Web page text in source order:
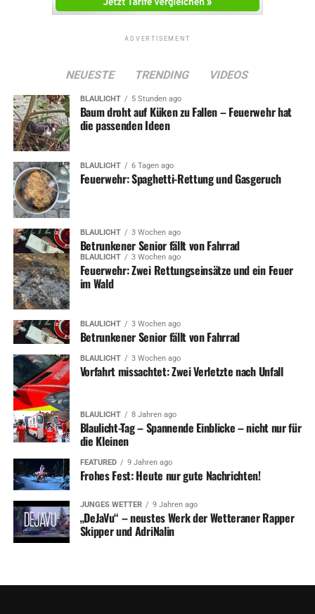
ADVERTISEMENT
NEUESTE TRENDING VIDEOS
BLAULICHT 5 Stunden ago
Baum droht auf Küken zu Fallen – Feuerwehr hat
die passenden Ideen
BLAULICHT 6 Tagen ago
Feuerwehr: Spaghetti-Rettung und Gasgeruch
BLAULICHT 3 Wochen ago
Betrunkener Senior fällt von Fahrrad
BLAULICHT 3 Wochen ago
Feuerwehr: Zwei Rettungseinsätze und ein Feuer
im Wald
BLAULICHT 3 Wochen ago
Betrunkener Senior fällt von Fahrrad
BLAULICHT 3 Wochen ago
Vorfahrt missachtet: Zwei Verletzte nach Unfall
BLAULICHT 8 Jahren ago
Blaulicht-Tag – Spannende Einblicke – nicht nur für
die Kleinen
FEATURED 9 Jahren ago
Frohes Fest: Heute nur gute Nachrichten!
JUNGES WETTER 9 Jahren ago
„DeJaVu“ – neustes Werk der Wetteraner Rapper
Skipper und AdriNalin